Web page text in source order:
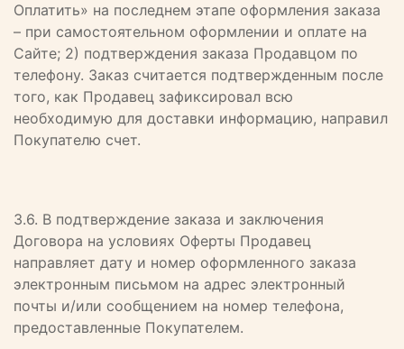
Оплатить» на последнем этапе оформления заказа
– при самостоятельном оформлении и оплате на
Сайте; 2) подтверждения заказа Продавцом по
телефону. Заказ считается подтвержденным после
того, как Продавец зафиксировал всю
необходимую для доставки информацию, направил
Покупателю счет.
3.6. В подтверждение заказа и заключения
Договора на условиях Оферты Продавец
направляет дату и номер оформленного заказа
электронным письмом на адрес электронный
почты и/или сообщением на номер телефона,
предоставленные Покупателем.